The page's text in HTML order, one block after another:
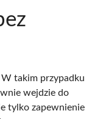
takim przypadku
wejdzie do
tylko zapewnienie